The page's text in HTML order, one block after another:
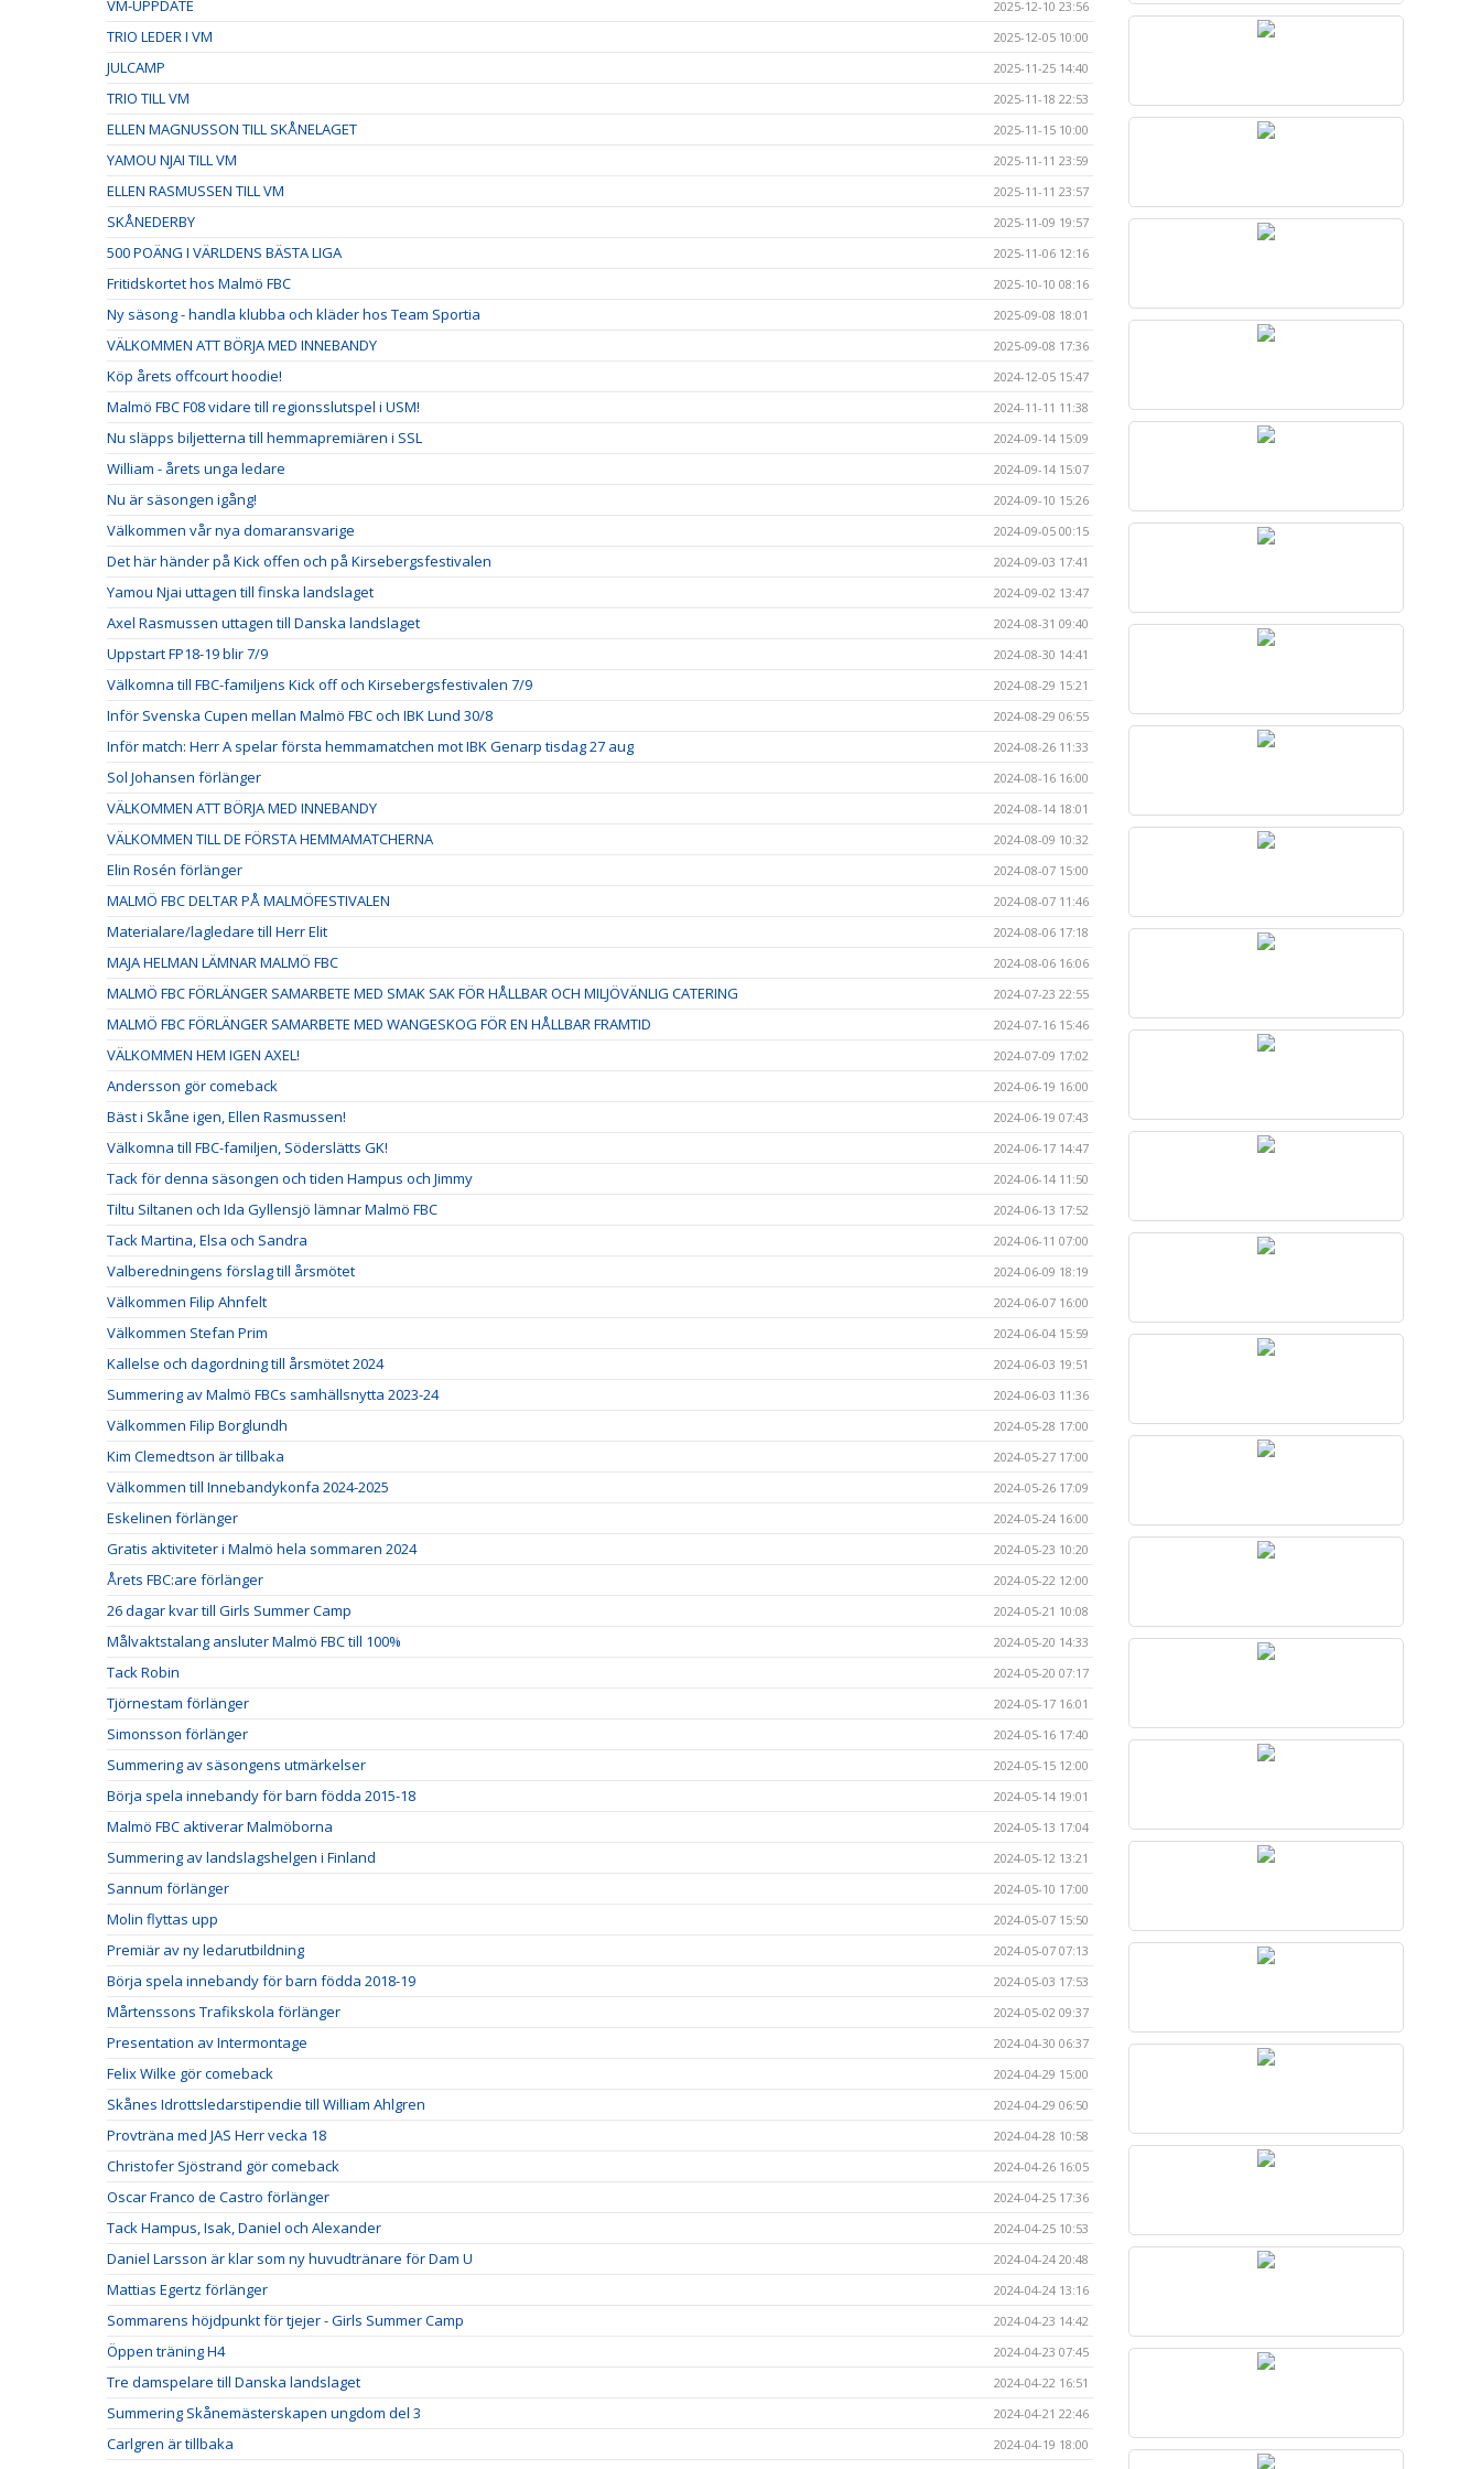
VM-UPPDATE 2025-12-10 23:56
TRIO LEDER I VM 2025-12-05 10:00
JULCAMP 2025-11-25 14:40
TRIO TILL VM 2025-11-18 22:53
ELLEN MAGNUSSON TILL SKÅNELAGET 2025-11-15 10:00
YAMOU NJAI TILL VM 2025-11-11 23:59
ELLEN RASMUSSEN TILL VM 2025-11-11 23:57
SKÅNEDERBY 2025-11-09 19:57
500 POÄNG I VÄRLDENS BÄSTA LIGA 2025-11-06 12:16
Fritidskortet hos Malmö FBC 2025-10-10 08:16
Ny säsong - handla klubba och kläder hos Team Sportia 2025-09-08 18:01
VÄLKOMMEN ATT BÖRJA MED INNEBANDY 2025-09-08 17:36
Köp årets offcourt hoodie! 2024-12-05 15:47
Malmö FBC F08 vidare till regionsslutspel i USM! 2024-11-11 11:38
Nu släpps biljetterna till hemmapremiären i SSL 2024-09-14 15:09
William - årets unga ledare 2024-09-14 15:07
Nu är säsongen igång! 2024-09-10 15:26
Välkommen vår nya domaransvarige 2024-09-05 00:15
Det här händer på Kick offen och på Kirsebergsfestivalen 2024-09-03 17:41
Yamou Njai uttagen till finska landslaget 2024-09-02 13:47
Axel Rasmussen uttagen till Danska landslaget 2024-08-31 09:40
Uppstart FP18-19 blir 7/9 2024-08-30 14:41
Välkomna till FBC-familjens Kick off och Kirsebergsfestivalen 7/9 2024-08-29 15:21
Inför Svenska Cupen mellan Malmö FBC och IBK Lund 30/8 2024-08-29 06:55
Inför match: Herr A spelar första hemmamatchen mot IBK Genarp tisdag 27 aug 2024-08-26 11:33
Sol Johansen förlänger 2024-08-16 16:00
VÄLKOMMEN ATT BÖRJA MED INNEBANDY 2024-08-14 18:01
VÄLKOMMEN TILL DE FÖRSTA HEMMAMATCHERNA 2024-08-09 10:32
Elin Rosén förlänger 2024-08-07 15:00
MALMÖ FBC DELTAR PÅ MALMÖFESTIVALEN 2024-08-07 11:46
Materialare/lagledare till Herr Elit 2024-08-06 17:18
MAJA HELMAN LÄMNAR MALMÖ FBC 2024-08-06 16:06
MALMÖ FBC FÖRLÄNGER SAMARBETE MED SMAK SAK FÖR HÅLLBAR OCH MILJÖVÄNLIG CATERING 2024-07-23 22:55
MALMÖ FBC FÖRLÄNGER SAMARBETE MED WANGESKOG FÖR EN HÅLLBAR FRAMTID 2024-07-16 15:46
VÄLKOMMEN HEM IGEN AXEL! 2024-07-09 17:02
Andersson gör comeback 2024-06-19 16:00
Bäst i Skåne igen, Ellen Rasmussen! 2024-06-19 07:43
Välkomna till FBC-familjen, Söderslätts GK! 2024-06-17 14:47
Tack för denna säsongen och tiden Hampus och Jimmy 2024-06-14 11:50
Tiltu Siltanen och Ida Gyllensjö lämnar Malmö FBC 2024-06-13 17:52
Tack Martina, Elsa och Sandra 2024-06-11 07:00
Valberedningens förslag till årsmötet 2024-06-09 18:19
Välkommen Filip Ahnfelt 2024-06-07 16:00
Välkommen Stefan Prim 2024-06-04 15:59
Kallelse och dagordning till årsmötet 2024 2024-06-03 19:51
Summering av Malmö FBCs samhällsnytta 2023-24 2024-06-03 11:36
Välkommen Filip Borglundh 2024-05-28 17:00
Kim Clemedtson är tillbaka 2024-05-27 17:00
Välkommen till Innebandykonfa 2024-2025 2024-05-26 17:09
Eskelinen förlänger 2024-05-24 16:00
Gratis aktiviteter i Malmö hela sommaren 2024 2024-05-23 10:20
Årets FBC:are förlänger 2024-05-22 12:00
26 dagar kvar till Girls Summer Camp 2024-05-21 10:08
Målvaktstalang ansluter Malmö FBC till 100% 2024-05-20 14:33
Tack Robin 2024-05-20 07:17
Tjörnestam förlänger 2024-05-17 16:01
Simonsson förlänger 2024-05-16 17:40
Summering av säsongens utmärkelser 2024-05-15 12:00
Börja spela innebandy för barn födda 2015-18 2024-05-14 19:01
Malmö FBC aktiverar Malmöborna 2024-05-13 17:04
Summering av landslagshelgen i Finland 2024-05-12 13:21
Sannum förlänger 2024-05-10 17:00
Molin flyttas upp 2024-05-07 15:50
Premiär av ny ledarutbildning 2024-05-07 07:13
Börja spela innebandy för barn födda 2018-19 2024-05-03 17:53
Mårtenssons Trafikskola förlänger 2024-05-02 09:37
Presentation av Intermontage 2024-04-30 06:37
Felix Wilke gör comeback 2024-04-29 15:00
Skånes Idrottsledarstipendie till William Ahlgren 2024-04-29 06:50
Provträna med JAS Herr vecka 18 2024-04-28 10:58
Christofer Sjöstrand gör comeback 2024-04-26 16:05
Oscar Franco de Castro förlänger 2024-04-25 17:36
Tack Hampus, Isak, Daniel och Alexander 2024-04-25 10:53
Daniel Larsson är klar som ny huvudtränare för Dam U 2024-04-24 20:48
Mattias Egertz förlänger 2024-04-24 13:16
Sommarens höjdpunkt för tjejer - Girls Summer Camp 2024-04-23 14:42
Öppen träning H4 2024-04-23 07:45
Tre damspelare till Danska landslaget 2024-04-22 16:51
Summering Skånemästerskapen ungdom del 3 2024-04-21 22:46
Carlgren är tillbaka 2024-04-19 18:00